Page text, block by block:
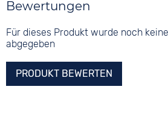
Bewertungen
Für dieses Produkt wurde noch
abgegeben
PRODUKT BEWERTEN